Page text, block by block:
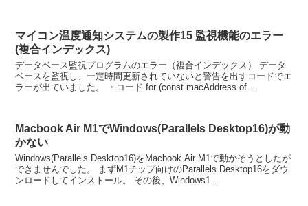
マイコン温度通知システムの製作15 監視機能のエラー
(複合インデックス)
データベース監視プログラムのエラー（複合インデックス） データ
ベースを監視し、一定時間更新されていないと警告を出すコードでエ
ラーが出ていました。 ・コード for (const macAddress of
Macbook Air M1でWindows(Parallels Desktop16)が動
かない
Windows(Parallels Desktop16)をMacbook Air M1で動かそうとしたが
できませんでした。 まずM1チップ向けのParallels Desktop16をダウ
ンロードしてインストール。 その後、Windows1...